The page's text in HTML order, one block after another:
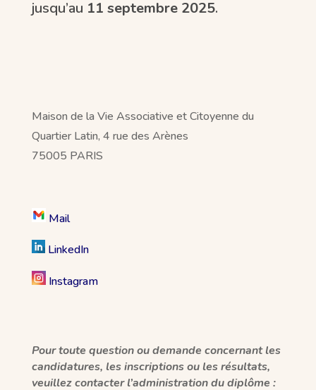
jusqu’au 11 septembre 2025.
Maison de la Vie Associative et Citoyenne du
Quartier Latin, 4 rue des Arènes
75005 PARIS
Mail
LinkedIn
Instagram
Pour toute question ou demande concernant les
candidatures, les inscriptions ou les résultats,
veuillez contacter l’administration du diplôme :